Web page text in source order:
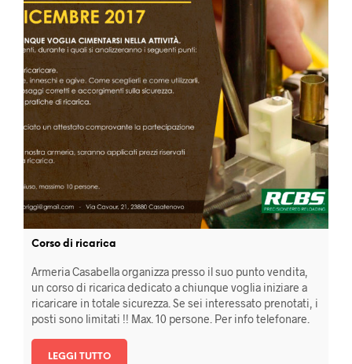
Corso di ricarica
Armeria Casabella organizza presso il suo punto vendita,
un corso di ricarica dedicato a chiunque voglia iniziare a
ricaricare in totale sicurezza. Se sei interessato prenotati, i
posti sono limitati !! Max. 10 persone. Per info telefonare.
LEGGI TUTTO